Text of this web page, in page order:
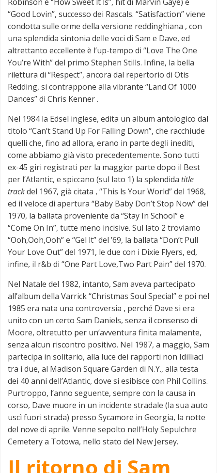
“Good Lovin”, successo dei Rascals. “Satisfaction” viene
condotta sulle orme della versione reddinghiana , con
una splendida sintonia delle voci di Sam e Dave, ed
altrettanto eccellente è l’up-tempo di “Love The One
You’re With” del primo Stephen Stills. Infine, la bella
rilettura di “Respect”, ancora dal repertorio di Otis
Redding, si contrappone alla vibrante “Land Of 1000
Dances” di Chris Kenner .
Nel 1984 la Edsel inglese, edita un album antologico dal
titolo “Can’t Stand Up For Falling Down”, che racchiude
quelli che, fino ad allora, erano in parte degli inediti,
come abbiamo già visto precedentemente. Sono tutti
ex-45 giri registrati per la maggior parte dopo il Best
per l’Atlantic, e spiccano (sul lato 1) la splendida title
trackdel 1967, già citata , “This ls Your World” del 1968,
ed il veloce di apertura “Baby Baby Don’t Stop Now” del
1970, la ballata proveniente da “Stay In School” e
“Come On In”, tutte meno incisive. Sul lato 2 troviamo
“Ooh,Ooh,Ooh” e “Gel lt” del ’69, la ballata “Don’t Pull
Your Love Out” del 1971, le due con i Dixie Flyers, ed,
infine, il r&b di “One Part Love,Two Part Pain” del 1970.
Nel Natale del 1982, intanto, Sam aveva partecipato
all’album della Varrick “Christmas Soul Special” e poi nel
1985 era nata una controversia , perché Dave si era
unito con un certo Sam Daniels, senza il consenso di
Moore, oltretutto per un’avventura finita malamente,
senza alcun riscontro positivo. Nel 1987, a maggio, Sam
partecipa in solitario, alla luce dei rapporti non Idilliaci
tra i due, al Madison Square Garden di N.Y., alla testa
dei 40 anni dell’Atlantic, dove si esibisce con Phil Collins.
Purtroppo, l’anno seguente, sempre con la causa in
corso, Dave muore in un incidente stradale (la sua auto
uscì fuori strada) presso Sycamore in Georgia, la notte
del nove di aprile. Venne sepolto nell’Holy Sepulchre
Cemetery a Totowa, nello stato del New Jersey.
Il ritorno di Sam